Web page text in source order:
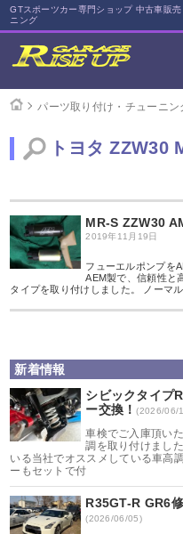
GTスポーツカー専門ショップ 中古車販
ニング
パーツ取り付け・チューニン
トヨタ ZZW30
MR-S ZZW30
2019年11月19日
フューエルポンプを
AEM製で、信頼性と
タイプを取り付けしました。 ノーマ
新着情報
シビックタイプ
ー交換！(2026/06/
車検でご入庫頂い
調を取り付けまし
いる当社でオススメしている車高
ーもセットで付
R35GT-R GR6
(2026/06/05)